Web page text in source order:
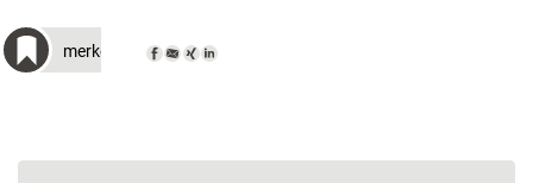
merken